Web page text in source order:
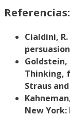
Referencias:
Cialdini,
Goldstein,
Thinking,
Straus
New York: